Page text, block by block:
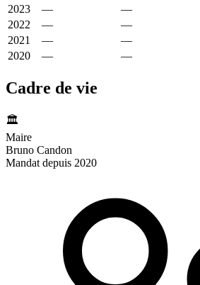
2023
— —
2022
— —
2021
— —
2020
— —
Cadre de vie
🏛️
Maire
Bruno Candon
Mandat depuis 2020